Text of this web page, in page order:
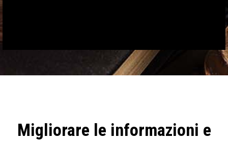
Migliorare le informazioni e